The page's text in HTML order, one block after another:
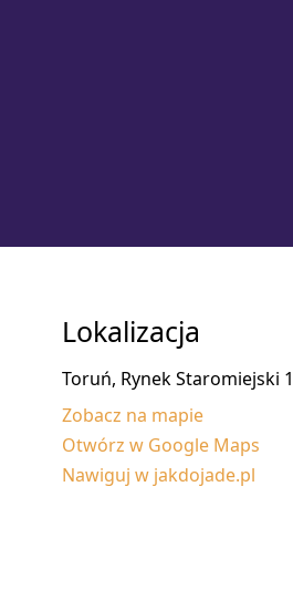
Lokalizacja
Toruń, Rynek Staromiejski
Zobacz na mapie
Otwórz w Google Maps
Nawiguj w jakdojade.pl